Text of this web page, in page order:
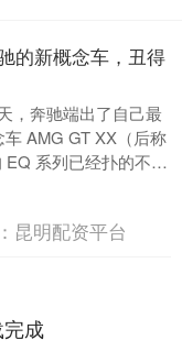
的新概念车，丑得
，奔驰端出了自己最
AMG GT XX（后称
系列已经扑的不能
以相信....
昆明配资平台
成